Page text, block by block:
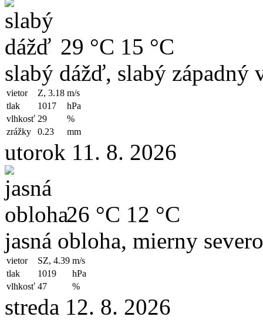
29 °C 15 °C
slabý dážď, slabý západný
vietor Z, 3.18 m/s
tlak
1017
hPa
vlhkosť 29
%
zrážky
0.23 mm
utorok 11. 8. 2026
26 °C 12 °C
jasná obloha, mierny
vietor SZ, 4.39 m/s
tlak
1019
hPa
vlhkosť 47 %
streda 12. 8. 2026